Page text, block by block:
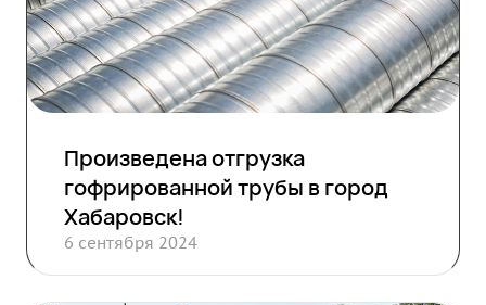
Произведена отгрузка
гофрированной трубы в город
Хабаровск!
6 сентября 2024